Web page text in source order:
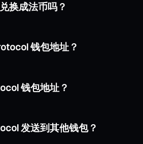
换成法币吗？
钱包地址？
钱包地址？
发送到其他钱包？